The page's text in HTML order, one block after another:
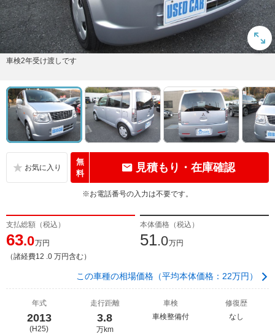
車検2年受け渡しです
無
料
見積もり・在庫確認
※お電話番号の入力は不要です。
支払総額（税込）
63.0万円
（諸経費12 .0 万円含む）
本体価格（税込）
51.0万円
この車種の相場価格（平均本体価格：22万円）
年式
2013
(H25)
走行距離
3.8
万km
車検
車検整備付
修復歴
なし